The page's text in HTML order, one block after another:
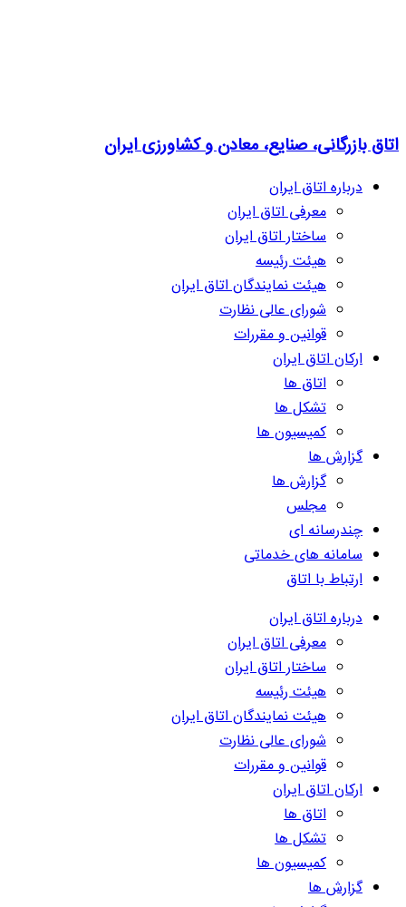
اتاق بازرگانی، صنایع، معادن و کشاورزی ایران
درباره اتاق ایران
معرفی اتاق ایران
ساختار اتاق ایران
هیئت رئیسه
هیئت نمایندگان اتاق ایران
شورای عالی نظارت
قوانین و مقررات
ارکان اتاق ایران
اتاق ها
تشکل ها
کمیسیون ها
گزارش ها
گزارش ها
مجلس
چندرسانه ای
سامانه های خدماتی
ارتباط با اتاق
درباره اتاق ایران
معرفی اتاق ایران
ساختار اتاق ایران
هیئت رئیسه
هیئت نمایندگان اتاق ایران
شورای عالی نظارت
قوانین و مقررات
ارکان اتاق ایران
اتاق ها
تشکل ها
کمیسیون ها
گزارش ها